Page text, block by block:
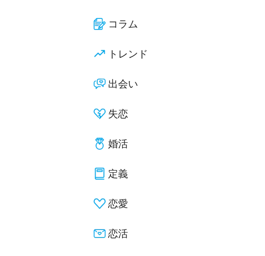
コラム
トレンド
出会い
失恋
婚活
定義
恋愛
恋活